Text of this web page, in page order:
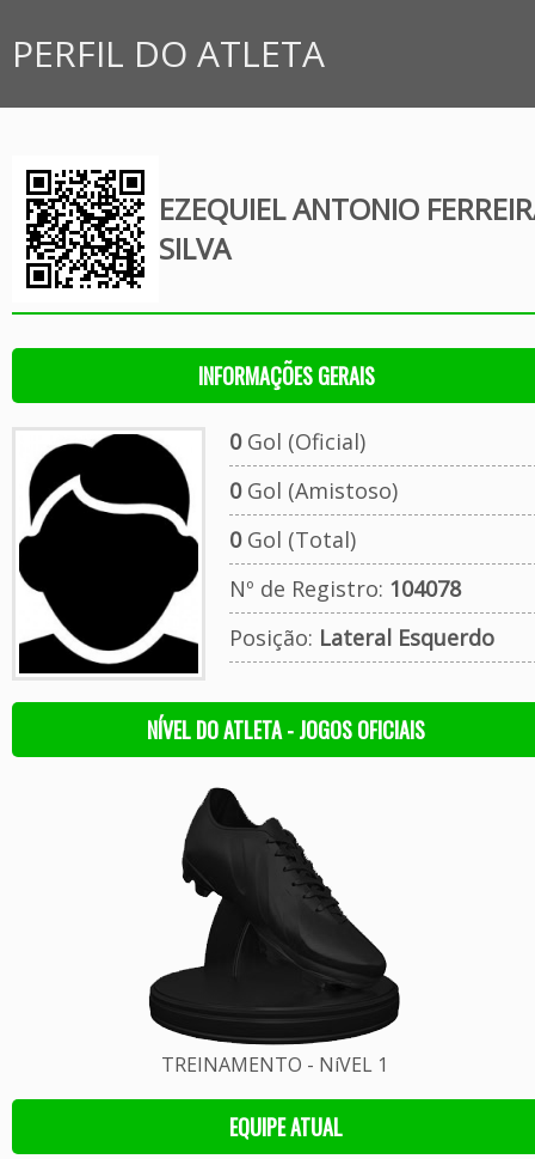
PERFIL DO ATLETA
EZEQUIEL ANTONIO
SILVA
INFORMAÇÕES GERAIS
0Gol (Oficial)
0Gol (Amistoso)
0Gol (Total)
Nº de Registro: 104078
Posição: Lateral Esquerdo
NÍVEL DO ATLETA - JOGOS OFICIAIS
TREINAMENTO - NíVEL 1
EQUIPE ATUAL